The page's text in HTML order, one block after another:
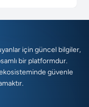
için güncel bilgiler,
bir platformdur.
ekosisteminde güvenle